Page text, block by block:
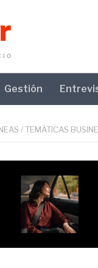
Gestión
/ TEMÁTICAS